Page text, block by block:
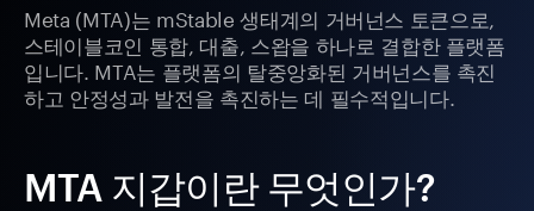
Meta (MTA)는 mStable 생태계의 거버넌스 토큰으로,
스테이블코인 통합, 대출, 스왑을 하나로 결합한 플랫폼
입니다. MTA는 플랫폼의 탈중앙화된 거버넌스를 촉진
하고 안정성과 발전을 촉진하는 데 필수적입니다.
MTA 지갑이란 무엇인가?